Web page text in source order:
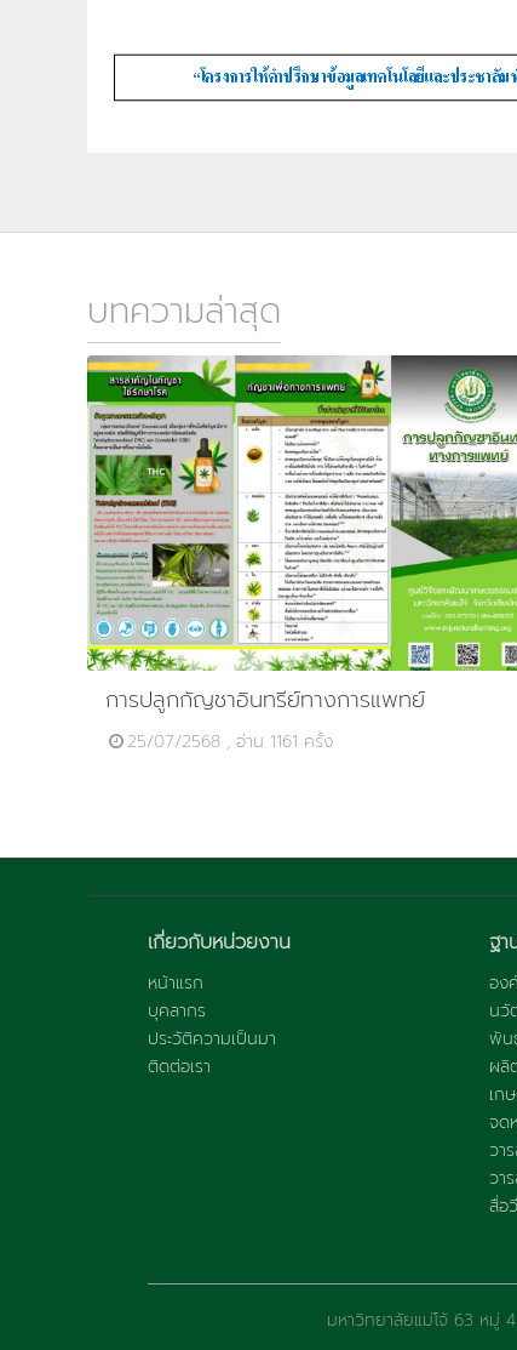
บทความล่าสุด
การปลูกกัญชาอินทรีย์ทางการแพทย์
25/07/2568 , อ่าน 1161 ครั้ง
เกี่ยวกับหน่วยงาน
หน้าแรก
บุคลากร
ประวัติความเป็นมา
ติดต่อเรา
ฐา
อง
นวั
พัน
ผ
เก
จด
วา
วา
สื่อ
มหาวิทยาลัยแม่โจ้ 63 หมู่